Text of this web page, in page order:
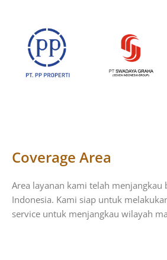
Coverage Area
Area layanan kami telah menjangkau
Indonesia. Kami siap untuk
service untuk menjangkau wilayah